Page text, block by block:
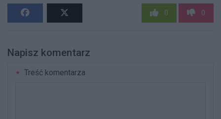
0 0
Napisz komentarz
Treść komentarza